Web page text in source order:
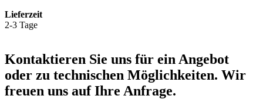
Lieferzeit
2-3 Tage
Kontaktieren Sie uns für ein Angebot
oder zu technischen Möglichkeiten. Wir
freuen uns auf Ihre Anfrage.